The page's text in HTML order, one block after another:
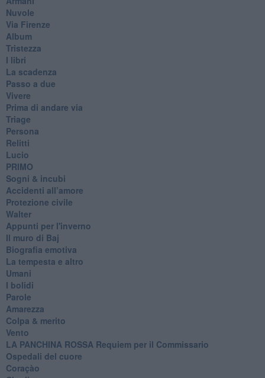
Nuvole
Via Firenze
Album
Tristezza
I libri
La scadenza
Passo a due
Vivere
Prima di andare via
Triage
Persona
Relitti
Lucio
PRIMO
Sogni & incubi
Accidenti all’amore
Protezione civile
Walter
Appunti per l'inverno
Il muro di Baj
Biografia emotiva
La tempesta e altro
Umani
I bolidi
Parole
Amarezza
Colpa & merito
Vento
​LA PANCHINA ROSSA Requiem per il Commissario
Ospedali del cuore
Coraçào